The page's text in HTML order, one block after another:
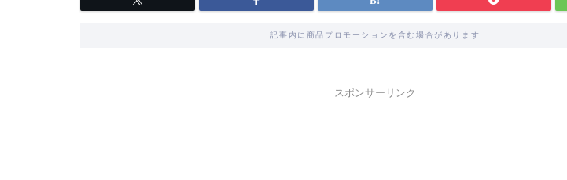
記事内に商品プロモーションを含む場合があります
スポンサーリンク